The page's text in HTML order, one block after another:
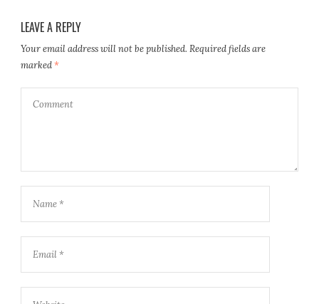
LEAVE A REPLY
Your email address will not be published. Required fields are
marked*